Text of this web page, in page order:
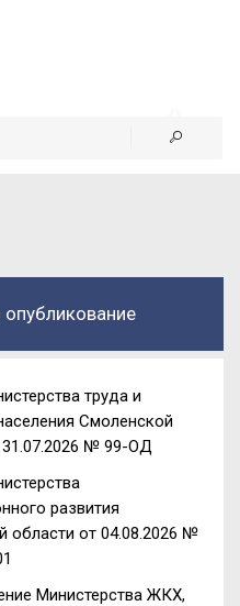
опубликование
труда и
Смоленской
31.07.2026 № 99-ОД
развития
области от 04.08.2026 №
Министерства ЖКХ,